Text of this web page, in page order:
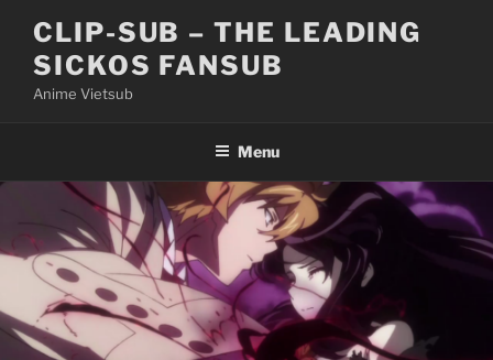
content
CLIP-SUB – THE LEADING
SICKOS FANSUB
Anime Vietsub
Menu